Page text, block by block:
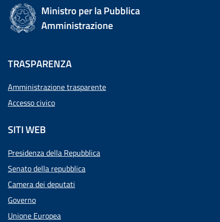
Ministro per la Pubblica
Amministrazione
TRASPARENZA
Amministrazione trasparente
Accesso civico
SITI WEB
Presidenza della Repubblica
Senato della repubblica
Camera dei deputati
Governo
Unione Europea